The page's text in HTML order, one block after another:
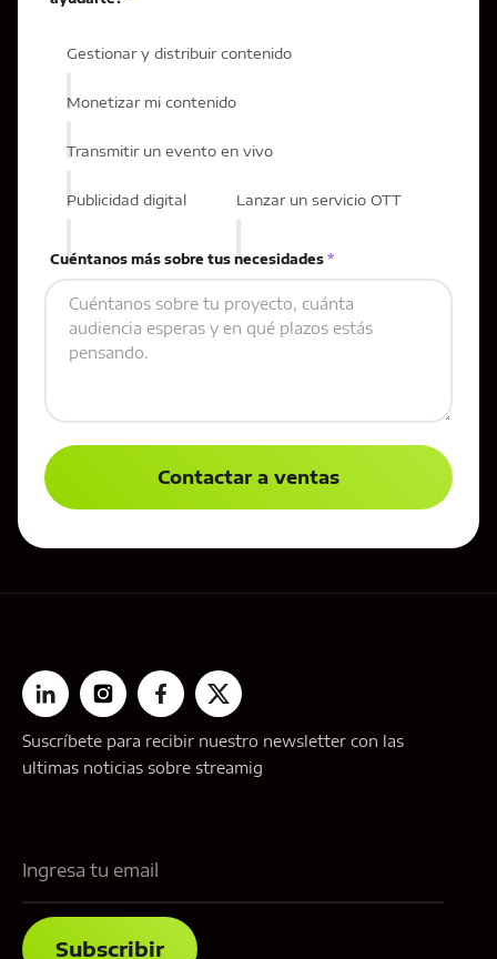
Gestionar y distribuir contenido
Monetizar mi contenido
Transmitir un evento en vivo
Publicidad digital Lanzar un servicio OTT
Cuéntanos más sobre tus necesidades *
Suscríbete para recibir nuestro newsletter con las
ultimas noticias sobre streamig